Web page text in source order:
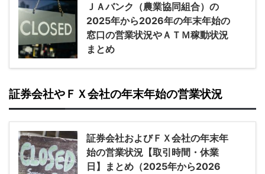
ＪＡバンク（農業協同組合）の
2025年から2026年の年末年始の
窓口の営業状況やＡＴＭ稼動状況
まとめ
証券会社やＦＸ会社の年末年始の営業状況
証券会社およびＦＸ会社の年末年
始の営業状況【取引時間・休業
日】まとめ（2025年から2026